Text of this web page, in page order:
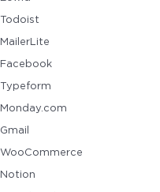
Todoist
MailerLite
Facebook
Typeform
Monday.com
Gmail
WooCommerce
Notion